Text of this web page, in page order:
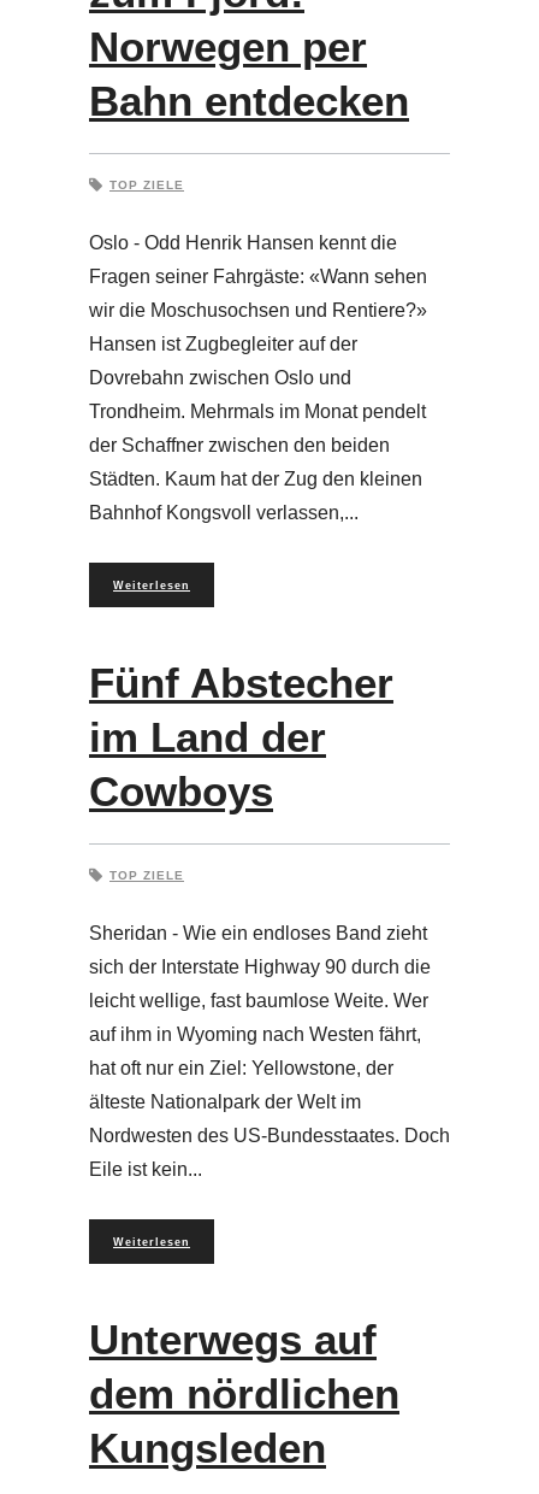
Norwegen per
Bahn entdecken
TOP ZIELE
Oslo - Odd Henrik Hansen kennt die
Fragen seiner Fahrgäste: «Wann sehen
wir die Moschusochsen und Rentiere?»
Hansen ist Zugbegleiter auf der
Dovrebahn zwischen Oslo und
Trondheim. Mehrmals im Monat pendelt
der Schaffner zwischen den beiden
Städten. Kaum hat der Zug den kleinen
Bahnhof Kongsvoll verlassen,
Weiterlesen
Fünf Abstecher
im Land der
Cowboys
TOP ZIELE
Sheridan - Wie ein endloses Band zieht
sich der Interstate Highway 90 durch die
leicht wellige, fast baumlose Weite. Wer
auf ihm in Wyoming nach Westen fährt,
hat oft nur ein Ziel: Yellowstone, der
älteste Nationalpark der Welt im
Nordwesten des US-Bundesstaates. Doch
Eile ist kein
Weiterlesen
Unterwegs auf
dem nördlichen
Kungsleden